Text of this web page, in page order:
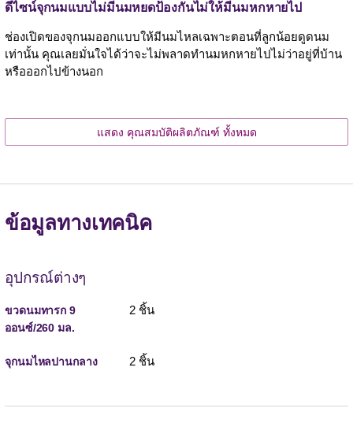
ดีไซน์จุกนมแบบไม่มีนมหยดป้องกันไม่ให้มีนมหกหายไป
ช่องเปิดของจุกนมออกแบบให้มีนมไหลเฉพาะตอนที่ลูกน้อยดูดนม
เท่านั้น คุณเลยมั่นใจได้ว่าจะไม่พลาดทำนมหกหายไปไม่ว่าอยู่ที่บ้าน
หรือออกไปข้างนอก
แสดง คุณสมบัติผลิตภัณฑ์ ทั้งหมด
ข้อมูลทางเทคนิค
อุปกรณ์ต่างๆ
ขวดนมทารก 9
ออนซ์/260 มล.
2 ชิ้น
จุกนมไหลปานกลาง 2 ชิ้น